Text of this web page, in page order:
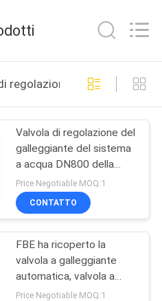
10
sfera
10
regolazione del galleggiante
Valvola di regolazione del
galleggiante del sistema
a acqua DN800 della
flangia di AISI
Price Negotiable MOQ:1
CONTATTO
FBE ha ricoperto la
valvola a galleggiante
automatica, valvola a
galleggiante a distanza
Price Negotiable MOQ:1